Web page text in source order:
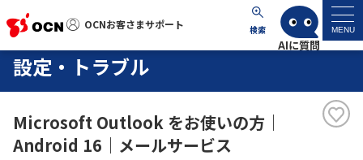
OCNお客さまサポート 検索 MENU
OCNお客さまサポート
サポートトップ
設定・トラブル
Microsoft Outlook をお使いの方｜
Android 16｜メールサービス